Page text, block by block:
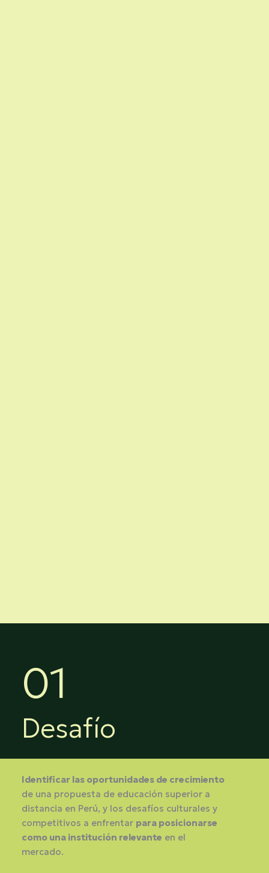
01
Desafío
Identificar las oportunidades de crecimiento
de una propuesta de educación superior a
distancia en Perú, y los desafíos culturales y
competitivos a enfrentar para posicionarse
como una institución relevante en el
mercado.